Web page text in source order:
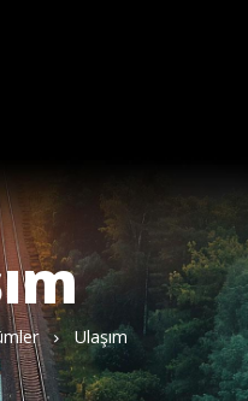
Ulaşım